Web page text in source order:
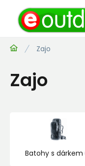
Zajo
Zajo
Batohy s dárkem